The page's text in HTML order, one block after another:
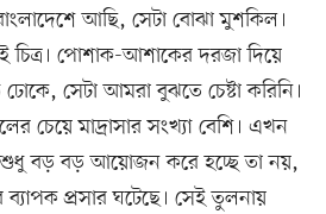
আছি, সেটা বোঝা মুশকিল।
পোশাক-আশাকের দরজা দিয়ে
ঢোকে, সেটা আমরা বুঝতে চেষ্টা করিনি।
চেয়ে মাদ্রাসার সংখ্যা বেশি। এখন
বড় বড় আয়োজন করে হচ্ছে তা নয়,
ব্যাপক প্রসার ঘটেছে। সেই তুলনায়